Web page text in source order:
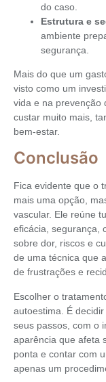
do caso.
Estrutura e
ambiente
segurança.
Mais do que um
visto como um
vida e na
custar muito mais,
bem-estar.
Conclusão
Fica evidente que o
mais uma opção,
vascular. Ele reúne
eficácia, segurança,
sobre dor, riscos e
de uma técnica que
de frustrações e
Escolher o
autoestima. É
seus passos, com o
aparência que afeta
ponta e contar com
apenas um